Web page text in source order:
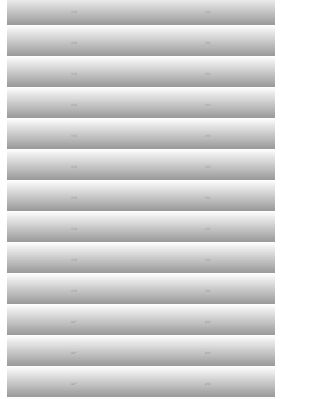
… …
… …
… …
… …
… …
… …
… …
… …
… …
… …
… …
… …
… …